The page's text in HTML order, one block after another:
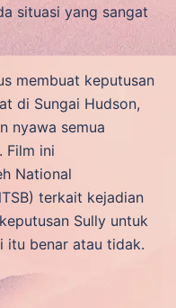
situasi yang sangat
membuat keputusan
di Sungai Hudson,
nyawa semua
Film ini
National
terkait kejadian
Sully untuk
itu benar atau tidak.